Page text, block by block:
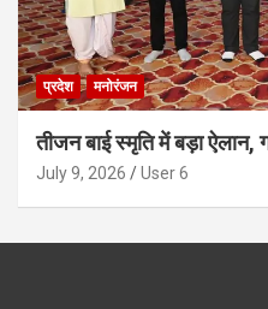
प्रदेश मनोरंजन
तीजन बाई स्मृति में बड़ा ऐलान,
July 9, 2026 User 6